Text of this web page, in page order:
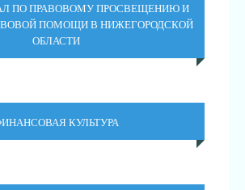
ПО ПРАВОВОМУ ПРОСВЕЩЕНИЮ И
ПОМОЩИ В НИЖЕГОРОДСКОЙ
ОБЛАСТИ
КУЛЬТУРА